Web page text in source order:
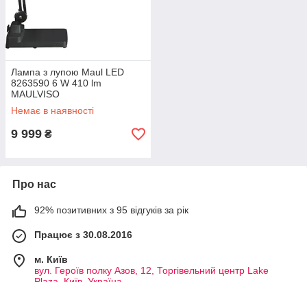
Лампа з лупою Maul LED
8263590 6 W 410 lm
MAULVISO
Немає в наявності
9 999 ₴
Про нас
92% позитивних з 95 відгуків за рік
Працює з 30.08.2016
м. Київ
вул. Героїв полку Азов, 12, Торгівельний центр Lake